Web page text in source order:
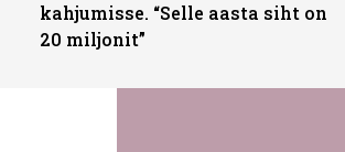
kahjumisse. “Selle aasta siht on
20 miljonit”